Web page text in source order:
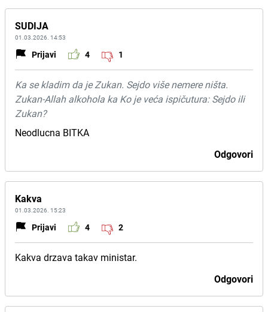
SUDIJA
01.03.2026. 14:53
Prijavi 4 1
Ka se kladim da je Zukan. Sejdo više nemere ništa.
Zukan-Allah alkohola ka Ko je veća ispičutura: Sejdo ili
Zukan?
Neodlucna BITKA
Odgovori
Kakva
01.03.2026. 15:23
Prijavi 4 2
Kakva drzava takav ministar.
Odgovori